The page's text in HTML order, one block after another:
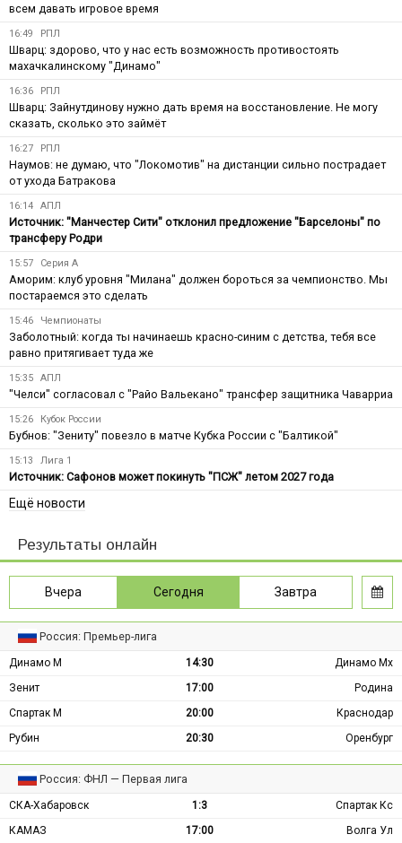
всем давать игровое время
16:49 РПЛ
Шварц: здорово, что у нас есть возможность противостоять
махачкалинскому "Динамо"
16:36 РПЛ
Шварц: Зайнутдинову нужно дать время на восстановление. Не могу
сказать, сколько это займёт
16:27 РПЛ
Наумов: не думаю, что "Локомотив" на дистанции сильно пострадает
от ухода Батракова
16:14 АПЛ
Источник: "Манчестер Сити" отклонил предложение "Барселоны" по
трансферу Родри
15:57 Серия А
Аморим: клуб уровня "Милана" должен бороться за чемпионство. Мы
постараемся это сделать
15:46 Чемпионаты
Заболотный: когда ты начинаешь красно-синим с детства, тебя все
равно притягивает туда же
15:35 АПЛ
"Челси" согласовал с "Райо Вальекано" трансфер защитника Чаварриа
15:26 Кубок России
Бубнов: "Зениту" повезло в матче Кубка России с "Балтикой"
15:13 Лига 1
Источник: Сафонов может покинуть "ПСЖ" летом 2027 года
Ещё новости
Результаты онлайн
Вчера Сегодня Завтра
Россия: Премьер-лига
Динамо М 14:30
Динамо Мх
Зенит
17:00
Родина
Спартак М
20:00
Краснодар
Рубин
20:30 Оренбург
Россия: ФНЛ — Первая лига
СКА-Хабаровск 1:3
Спартак Кс
КАМАЗ
17:00 Волга Ул